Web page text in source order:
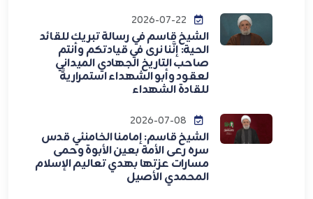
الشيخ قاسم في رسالة تبريك للقائد
الحية: إنَّنا نرى في قيادتكم وأنتم
صاحب التاريخ الجهادي الميداني
لعقود وأبو الشهداء استمراريةً
للقادة الشهداء
الشيخ قاسم: إمامنا الخامنئي قدس
سره رعى الأمة بعين الأبوة وحمى
مسارات عزتها بهدي تعاليم الإسلام
المحمدي الأصيل